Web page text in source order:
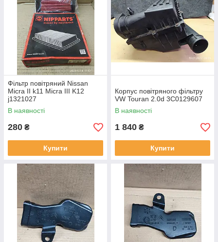
Фільтр повітряний Nissan
Micra II k11 Micra III K12
j1321027
В наявності
280 ₴
Купити
Корпус повітряного фільтру
VW Touran 2.0d 3C0129607
В наявності
1 840 ₴
Купити